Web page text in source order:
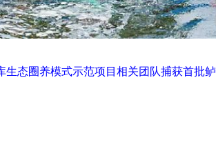
态圈养模式示范项目相关团队捕获首批鲈